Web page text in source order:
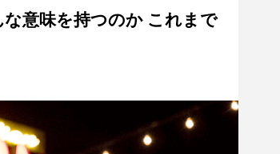
意味を持つのか これまで